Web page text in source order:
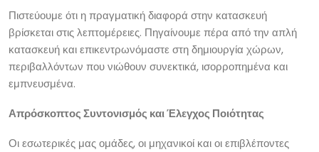
Πιστεύουμε ότι η πραγματική διαφορά στην κατασκευή
βρίσκεται στις λεπτομέρειες. Πηγαίνουμε πέρα ​​από την απλή
κατασκευή και επικεντρωνόμαστε στη δημιουργία χώρων,
περιβαλλόντων που νιώθουν συνεκτικά, ισορροπημένα και
εμπνευσμένα.
Απρόσκοπτος Συντονισμός και Έλεγχος Ποιότητας
Οι εσωτερικές μας ομάδες, οι μηχανικοί και οι επιβλέποντες